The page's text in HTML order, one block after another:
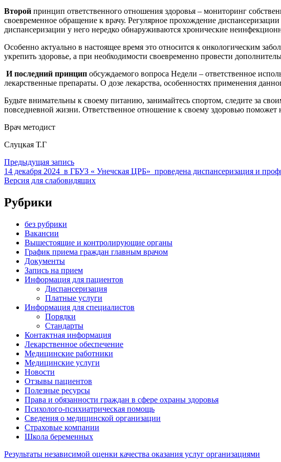
Второй принцип ответственного отношения здоровья – мониторинг
своевременное обращение к врачу. Регулярное прохождение
диспансеризации у него нередко обнаруживаются хронические
Особенно актуально в настоящее время это относится к онкологическим
укрепить здоровье, а при необходимости своевременно провести
И последний принцип обсуждаемого вопроса Недели – ответственное
лекарственные препараты. О дозе лекарства, особенностях применения
Будьте внимательны к своему питанию, занимайтесь спортом, следите за
повседневной жизни. Ответственное отношение к своему здоровью
Врач методист
Слуцкая Т.Г
Предыдущая запись
14 декабря 2024 в ГБУЗ « Унечская ЦРБ» проведена диспансеризация и
Версия для слабовидящих
Рубрики
без рубрики
Вакансии
Вышестоящие и контролирующие органы
График приема граждан главным врачом
Документы
Запись на прием
Информация для пациентов
Диспансеризация
Платные услуги
Информация для специалистов
Порядки
Стандарты
Контактная информация
Лекарственное обеспечение
Медицинские работники
Медицинские услуги
Новости
Отзывы пациентов
Полезные ресурсы
Права и обязанности граждан в сфере охраны здоровья
Психолого-психиатрическая помощь
Сведения о медицинской организации
Страховые компании
Школа беременных
Результаты независимой оценки качества оказания услуг организациями